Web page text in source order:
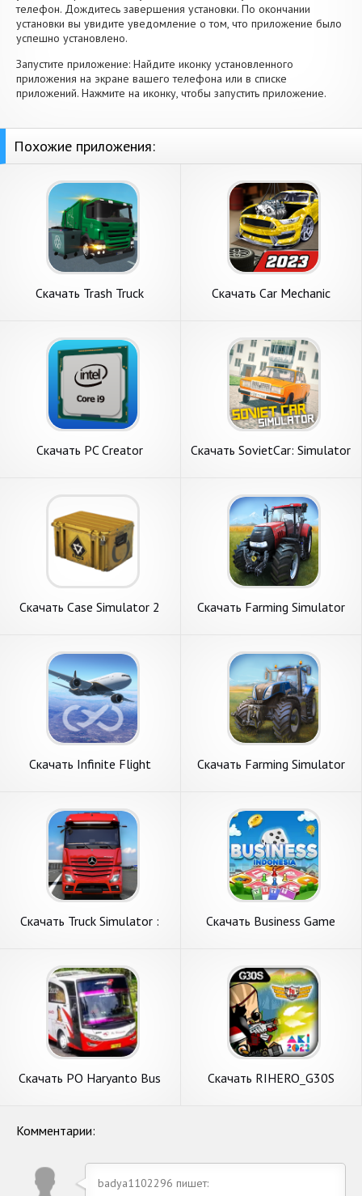
телефон. Дождитесь завершения установки. По окончании
установки вы увидите уведомление о том, что приложение было
успешно установлено.
Запустите приложение: Найдите иконку установленного
приложения на экране вашего телефона или в списке
приложений. Нажмите на иконку, чтобы запустить приложение.
Похожие приложения:
Скачать Trash Truck
на Андроид
Скачать Car Mechanic
Андроид
Скачать PC Creator
Скачать SovietCar: Simulator
Скачать Case Simulator 2
Скачать Farming Simulator
Скачать Infinite Flight
Андроид
Скачать Farming Simulator
Скачать Truck Simulator :
на Андроид
Скачать Business Game
Скачать PO Haryanto Bus
Скачать RIHERO_G30S
Комментарии:
badya1102296 пишет: